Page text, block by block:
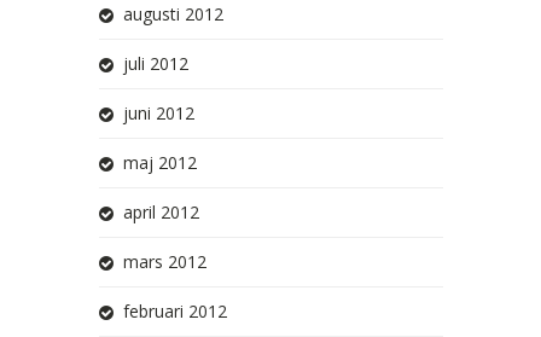
augusti 2012
juli 2012
juni 2012
maj 2012
april 2012
mars 2012
februari 2012